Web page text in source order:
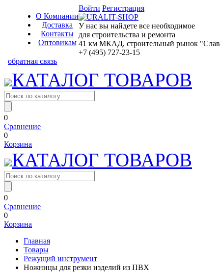
О Компании
Доставка
Контакты
Оптовикам
Войти Регистрация
У нас вы найдете все необходимое
для строительства и ремонта
41 км МКАД, строительный рынок
+7 (495) 727-23-15
обратная связь
КАТАЛОГ ТОВАРОВ
0
Сравнение
0
Корзина
КАТАЛОГ ТОВАРОВ
0
Сравнение
0
Корзина
Главная
Товары
Режущий инструмент
Ножницы для резки изделий из ПВХ